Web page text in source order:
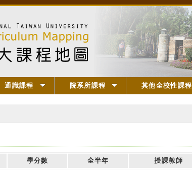
通識課程 院系所課程 其他全校性課程
學分數 全半年 授課教師